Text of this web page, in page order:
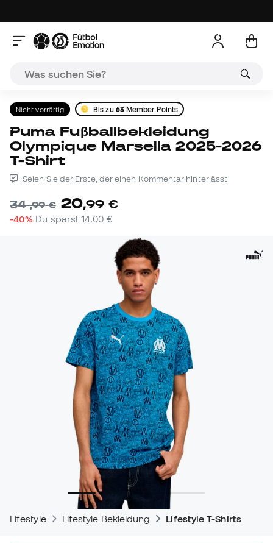
Nicht vorrättig Bis zu 63Member Points
Puma Fuβballbekleidung
Olympique Marsella 2025-2026
T-Shirt
Seien Sie der Erste, der einen Kommentar hinterlässt
34,99 € 20,99 €
-40% Du sparst14,00 €
Lifestyle Lifestyle Bekleidung Lifestyle T-Shirts